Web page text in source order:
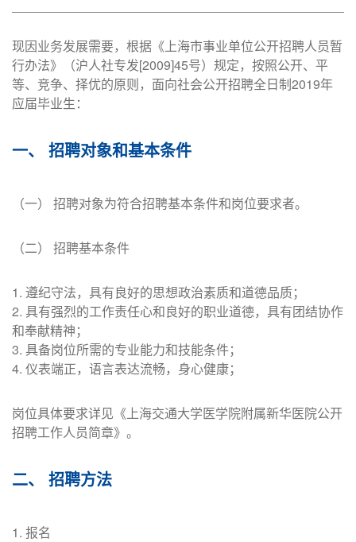
现因业务发展需要，根据《上海市事业单位公开招聘人员暂
行办法》（沪人社专发[2009]45号）规定，按照公开、平
等、竞争、择优的原则，面向社会公开招聘全日制2019年
应届毕业生：
一、 招聘对象和基本条件
（一） 招聘对象为符合招聘基本条件和岗位要求者。
（二） 招聘基本条件
1. 遵纪守法，具有良好的思想政治素质和道德品质；
2. 具有强烈的工作责任心和良好的职业道德，具有团结协作
和奉献精神；
3. 具备岗位所需的专业能力和技能条件；
4. 仪表端正，语言表达流畅，身心健康；
岗位具体要求详见《上海交通大学医学院附属新华医院公开
招聘工作人员简章》。
二、 招聘方法
1. 报名